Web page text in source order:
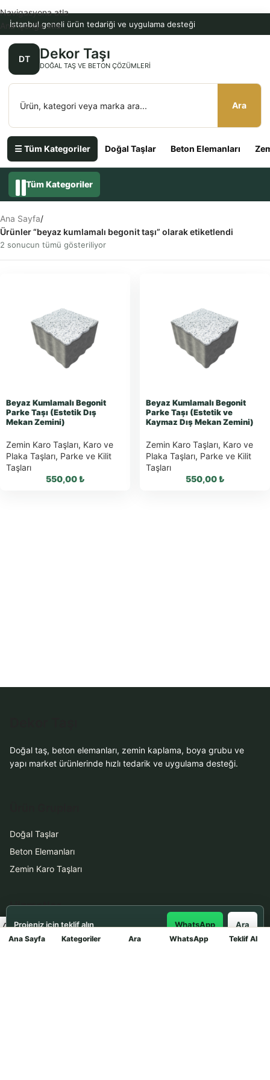
İstanbul geneli ürün tedariği ve uygulama desteği
DT Dekor Taşı
DOĞAL TAŞ VE BETON ÇÖZÜMLERI
Ara
☰ Tüm Kategoriler Doğal Taşlar Beton Elemanları
Navigasyona atla
Ana içeriğe atla
Tüm Kategoriler
Ana Sayfa/
Ürünler “beyaz kumlamalı begonit taşı” olarak etiketlendi
2 sonucun tümü gösteriliyor
Beyaz Kumlamalı Begonit
Parke Taşı (Estetik Dış
Mekan Zemini)
Zemin Karo Taşları, Karo ve
Plaka Taşları, Parke ve Kilit
Taşları
550,00₺
Beyaz Kumlamalı Begonit
Parke Taşı (Estetik ve
Kaymaz Dış Mekan Zemini)
Zemin Karo Taşları, Karo ve
Plaka Taşları, Parke ve Kilit
Taşları
550,00₺
Ana Sayfa Kategoriler Ara WhatsApp Teklif Al
Doğal taş, beton elemanları, zemin kaplama, boya grubu ve
yapı market ürünlerinde hızlı tedarik ve uygulama desteği.
Doğal Taşlar
Beton Elemanları
Zemin Karo Taşları
Hizmetler
Projeniz için teklif alın WhatsApp Ara